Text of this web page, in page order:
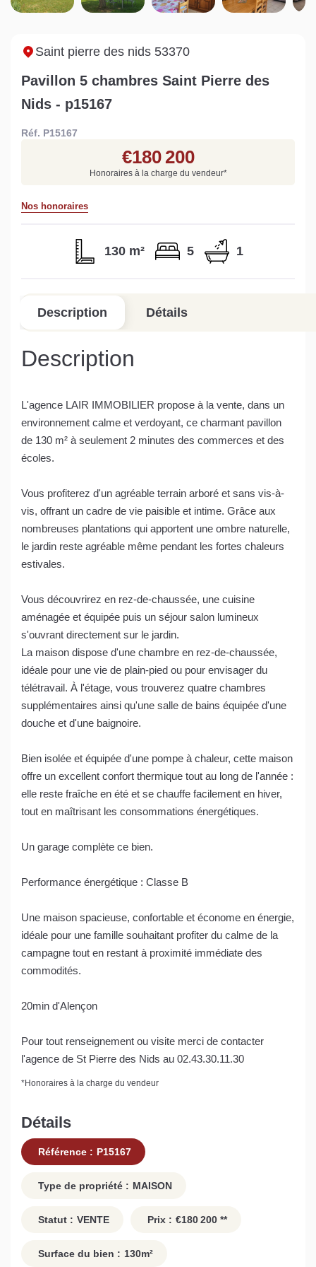
Sarthe pour booster sa
quelles sont les
Estimez votre bien en ligne.
en quelques clics.
Saint pierre des nids 53370
Pavillon 5 chambres Saint Pierre des
Nids - p15167
Réf. P15167
€180 200
Honoraires à la charge du vendeur*
Nos honoraires
130 m² 5 1
Description Détails
Description
L'agence LAIR IMMOBILIER propose à la vente, dans un
environnement calme et verdoyant, ce charmant pavillon
de 130 m² à seulement 2 minutes des commerces et des
écoles.
Vous profiterez d'un agréable terrain arboré et sans vis-à-
vis, offrant un cadre de vie paisible et intime. Grâce aux
nombreuses plantations qui apportent une ombre naturelle,
le jardin reste agréable même pendant les fortes chaleurs
estivales.
Vous découvrirez en rez-de-chaussée, une cuisine
aménagée et équipée puis un séjour salon lumineux
s'ouvrant directement sur le jardin.
La maison dispose d'une chambre en rez-de-chaussée,
idéale pour une vie de plain-pied ou pour envisager du
télétravail. À l'étage, vous trouverez quatre chambres
supplémentaires ainsi qu'une salle de bains équipée d'une
douche et d'une baignoire.
Bien isolée et équipée d'une pompe à chaleur, cette maison
offre un excellent confort thermique tout au long de l'année :
elle reste fraîche en été et se chauffe facilement en hiver,
tout en maîtrisant les consommations énergétiques.
Un garage complète ce bien.
Performance énergétique : Classe B
Une maison spacieuse, confortable et économe en énergie,
idéale pour une famille souhaitant profiter du calme de la
campagne tout en restant à proximité immédiate des
commodités.
20min d'Alençon
Pour tout renseignement ou visite merci de contacter
l'agence de St Pierre des Nids au 02.43.30.11.30
*Honoraires à la charge du vendeur
Détails
Référence : P15167
Type de propriété : MAISON
Statut : VENTE Prix : €180 200 **
Surface du bien : 130m²